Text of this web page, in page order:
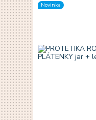
Novinka